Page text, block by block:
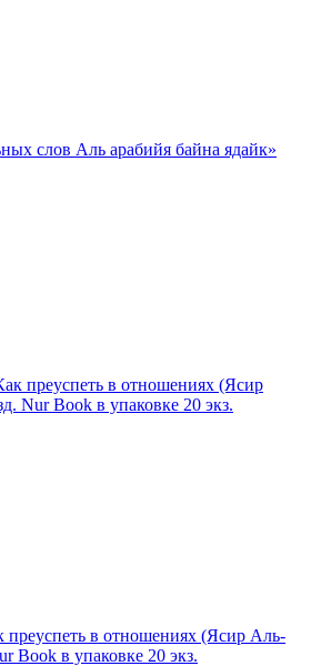
слов Аль арабийя байна ядайк»
в отношениях (Ясир Аль-
Book в упаковке 20 экз.